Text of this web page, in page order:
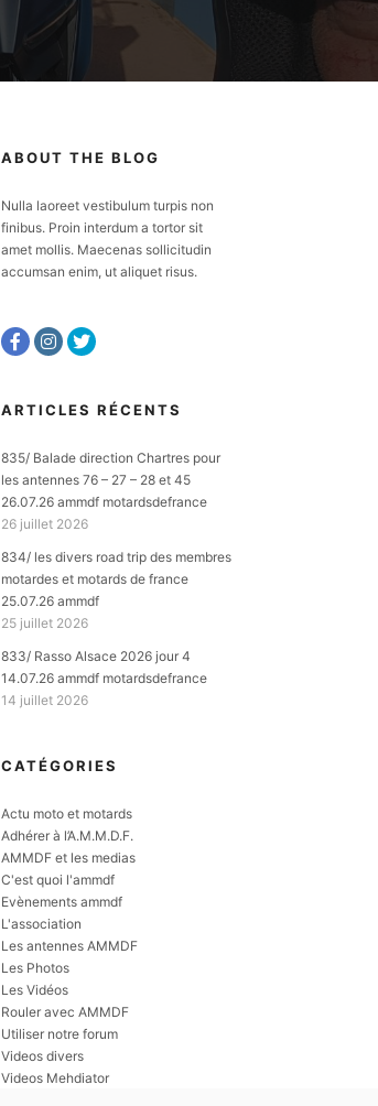
ABOUT THE BLOG
Nulla laoreet vestibulum turpis non
finibus. Proin interdum a tortor sit
amet mollis. Maecenas sollicitudin
accumsan enim, ut aliquet risus.
ARTICLES RÉCENTS
835/ Balade direction Chartres pour
les antennes 76 – 27 – 28 et 45
26.07.26 ammdf motardsdefrance
26 juillet 2026
834/ les divers road trip des membres
motardes et motards de france
25.07.26 ammdf
25 juillet 2026
833/ Rasso Alsace 2026 jour 4
14.07.26 ammdf motardsdefrance
14 juillet 2026
CATÉGORIES
Actu moto et motards
Adhérer à l’A.M.M.D.F.
AMMDF et les medias
C'est quoi l'ammdf
Evènements ammdf
L'association
Les antennes AMMDF
Les Photos
Les Vidéos
Rouler avec AMMDF
Utiliser notre forum
Videos divers
Videos Mehdiator